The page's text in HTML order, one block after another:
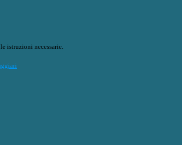
istruzioni necessarie.